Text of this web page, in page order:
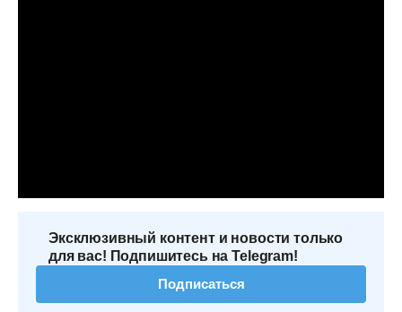
Эксклюзивный контент и новости только
для вас! Подпишитесь на Telegram!
Подписаться